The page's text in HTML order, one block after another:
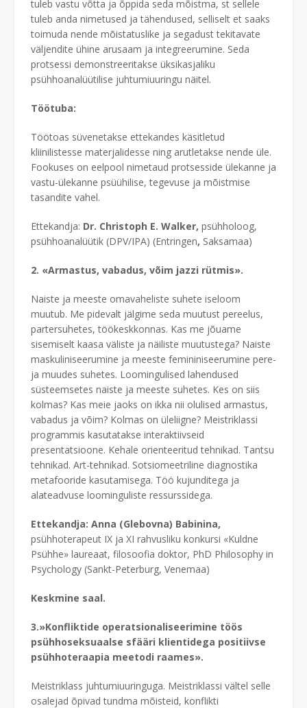
tuleb vastu võtta ja õppida seda mõistma, st sellele
tuleb anda nimetused ja tähendused, selliselt et saaks
toimuda nende mõistatuslike ja segadust tekitavate
väljendite ühine arusaam ja integreerumine. Seda
protsessi demonstreeritakse üksikasjaliku
psühhoanalüütilise juhtumiuuringu näitel.
Töötuba:
Töötoas süvenetakse ettekandes käsitletud
kliinilistesse materjalidesse ning arutletakse nende üle.
Fookuses on eelpool nimetaud protsesside ülekanne ja
vastu-ülekanne psüühilise, tegevuse ja mõistmise
tasandite vahel.
Ettekandja: Dr. Christoph E. Walker, psühholoog,
psühhoanalüütik (DPV/IPA) (Entringen, Saksamaa)
2. «Armastus, vabadus, võim jazzi rütmis».
Naiste ja meeste omavaheliste suhete iseloom
muutub. Me pidevalt jälgime seda muutust pereelus,
partersuhetes, töökeskkonnas. Kas me jõuame
sisemiselt kaasa väliste ja näiliste muutustega? Naiste
maskuliniseerumine ja meeste femininiseerumine pere-
ja muudes suhetes. Loomingulised lahendused
süsteemsetes naiste ja meeste suhetes. Kes on siis
kolmas? Kas meie jaoks on ikka nii olulised armastus,
vabadus ja võim? Kolmas on üleliigne? Meistriklassi
programmis kasutatakse interaktiivseid
presentatsioone. Kehale orienteeritud tehnikad. Tantsu
tehnikad. Art-tehnikad. Sotsiomeetriline diagnostika
metafooride kasutamisega. Töö kujunditega ja
alateadvuse loominguliste ressurssidega.
Ettekandja: Anna (Glebovna) Babinina,
psühhoterapeut IX ja XI rahvusliku konkursi «Kuldne
Psühhe» laureaat, filosoofia doktor, PhD Philosophy in
Psychology (Sankt-Peterburg, Venemaa)
Keskmine saal.
3.»Konfliktide operatsionaliseerimine töös
psühhoseksuaalse sfääri klientidega positiivse
psühhoteraapia meetodi raames».
Meistriklass juhtumiuuringuga. Meistriklassi vältel selle
osalejad õpivad tundma mõisteid, konflikti